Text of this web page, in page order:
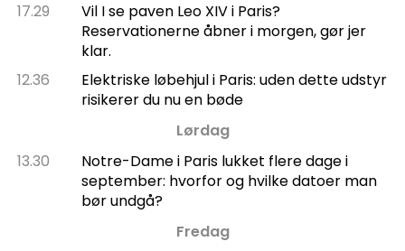
17.29
Vil I se paven Leo XIV i Paris?
Reservationerne åbner i morgen, gør jer
klar.
12.36
Elektriske løbehjul i Paris: uden dette udstyr
risikerer du nu en bøde
Lørdag
13.30
Notre-Dame i Paris lukket flere dage i
september: hvorfor og hvilke datoer man
bør undgå?
Fredag